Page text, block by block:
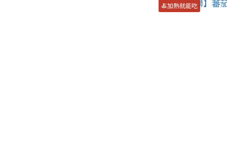
🍝加熱就能吃